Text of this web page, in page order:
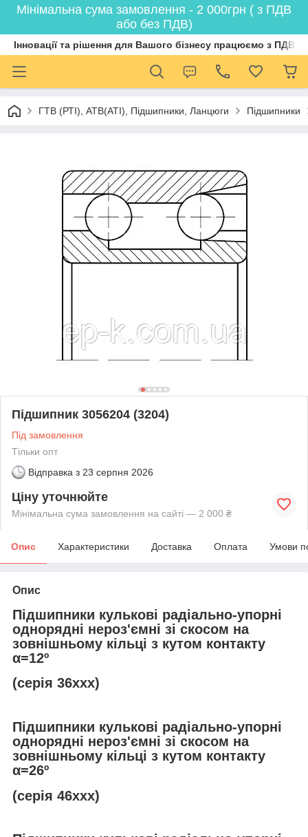
Мінімальна сума замовлення - 2 000грн ( з ПДВ
або без ПДВ)
Інновації та рішення для Вашого бізнесу працюємо з ПДВ
ГТВ (РТI), АТВ(АТI), Пiдшипники, Ланцюги Підшипники
Підшипник 3056204 (3204)
Під замовлення
Тільки опт
Відправка з 23 серпня 2026
Ціну уточнюйте
Мінімальна сума замовлення на сайті — 2 000 ₴
Опис Характеристики Доставка Оплата Умови
Опис
Підшипники кулькові радіально-упорні
однорядні нероз'ємні зі скосом на
зовнішньому кільці з кутом контакту
α=12º
(серія 36ххх)
Підшипники кулькові радіально-упорні
однорядні нероз'ємні зі скосом на
зовнішньому кільці з кутом контакту
α=26º
(серія 46ххх)